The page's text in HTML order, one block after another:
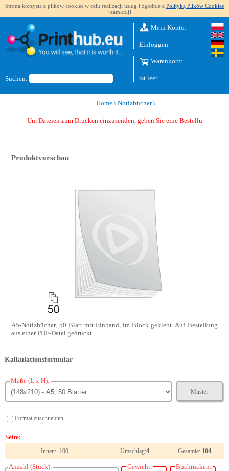
Strona korzysta z plików cookies w celu realizacji usług i zgodnie z Polityką Plików Cookies
[zamknij]
Suchen:
Mein Konto:
Einloggen
Warenkorb:
ist leer
Home \ Notizbücher\
Um Dateien zum Drucken einzusenden, geben Sie eine Bestellung au
Produktvorschau
A5-Notizbücher, 50 Blatt mit Einband, im Block geklebt. Auf Bestellung
aus einer PDF-Datei gedruckt.
Kalkulationsformular
Maße (L x H):
Muster
Format zuschneiden
Seite:
Innen: 100 Umschlag:4 Gesamte: 104
Anzahl (Stück): Gewicht: Buchrücken: